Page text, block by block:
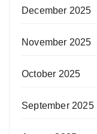
December 2025
November 2025
October 2025
September 2025